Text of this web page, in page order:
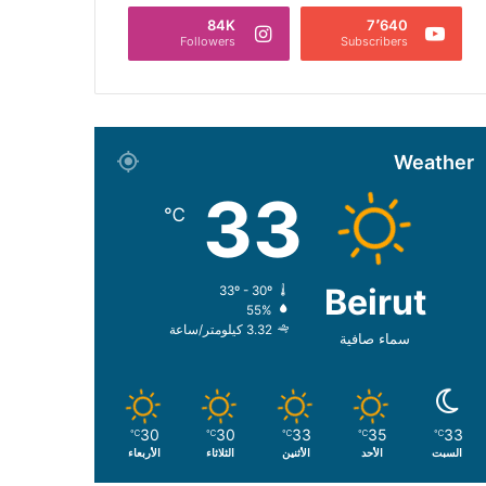
7٬640
Subscribers
84K
Followers
Weather
Beirut
سماء صافية
33
℃
33º - 30º
55%
3.32 كيلومتر/ساعة
33
℃
السبت
35
℃
الأحد
33
℃
الأثنين
30
℃
الثلاثاء
30
℃
الأربعاء